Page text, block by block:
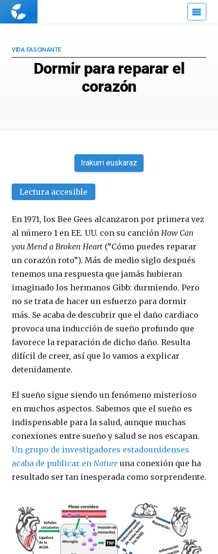
Cuaderno
Dormir para reparar el
corazón
VIDA FASCINANTE
Irakurri euskaraz
Lectura accesible
En 1971, los Bee Gees alcanzaron por primera vez
al número 1 en EE. UU. con su canción How Can
you Mend a Broken Heart (“Cómo puedes reparar
un corazón roto”). Más de medio siglo después
tenemos una respuesta que jamás hubieran
imaginado los hermanos Gibb: durmiendo. Pero
no se trata de hacer un esfuerzo para dormir
más. Se acaba de descubrir que el daño cardiaco
provoca una inducción de sueño profundo que
favorece la reparación de dicho daño. Resulta
difícil de creer, así que lo vamos a explicar
detenidamente.
El sueño sigue siendo un fenómeno misterioso
en muchos aspectos. Sabemos que el sueño es
indispensable para la salud, aunque muchas
conexiones entre sueño y salud se nos escapan.
Un grupo de investigadores estadounidenses
acaba de publicar en Nature una conexión que ha
resultado ser tan inesperada como sorprendente.